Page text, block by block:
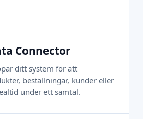
Connector
ditt system för att
beställningar, kunder eller
under ett samtal.